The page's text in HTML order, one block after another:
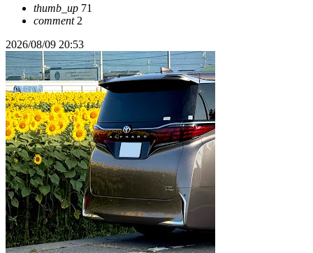
thumb_up 71
comment2
2026/08/09 20:53